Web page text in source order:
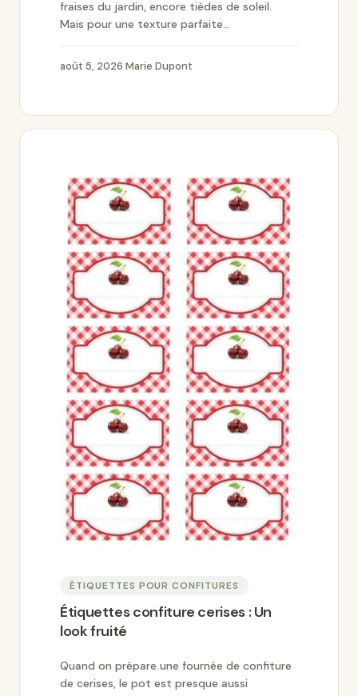
fraises du jardin, encore tièdes de soleil.
Mais pour une texture parfaite...
août 5, 2026·Marie Dupont
ÉTIQUETTES POUR CONFITURES
Étiquettes confiture cerises : Un
look fruité
Quand on prépare une fournée de confiture
de cerises, le pot est presque aussi